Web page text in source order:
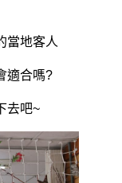
當地客人
適合嗎?
去吧~